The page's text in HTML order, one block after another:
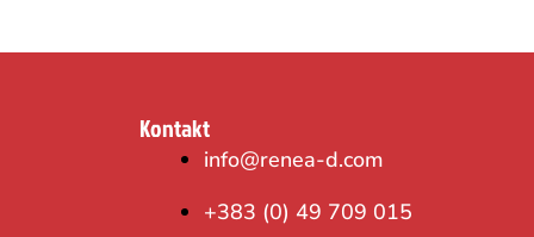
Kontakt
info@renea-d.com
+383 (0) 49 709 015